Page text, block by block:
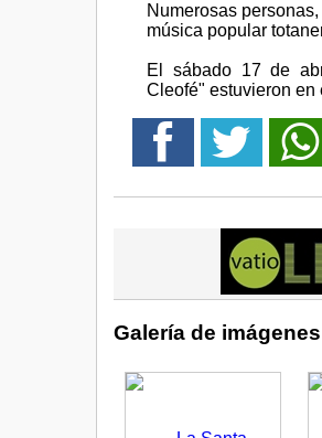
Numerosas
música popular
El sábado 17 de
Cleofé" estuvieron en
Galería de imágenes